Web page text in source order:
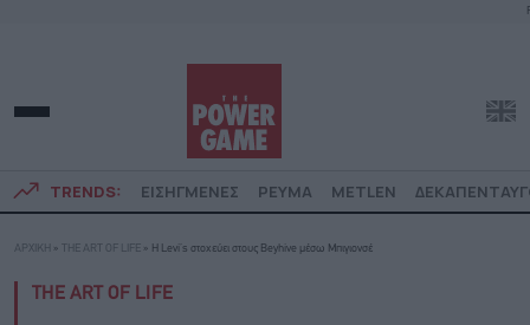
TRENDS: ΕΙΣΗΓΜΕΝΕΣ ΡΕΥΜΑ METLEN
ΑΡΧΙΚΗ » THE ART OF LIFE » Η Levi’s στοχεύει στους Beyhive μέσω Μπιγιονσέ
THE ART OF LIFE